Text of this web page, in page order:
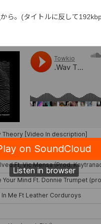
から。(タイトルに反して